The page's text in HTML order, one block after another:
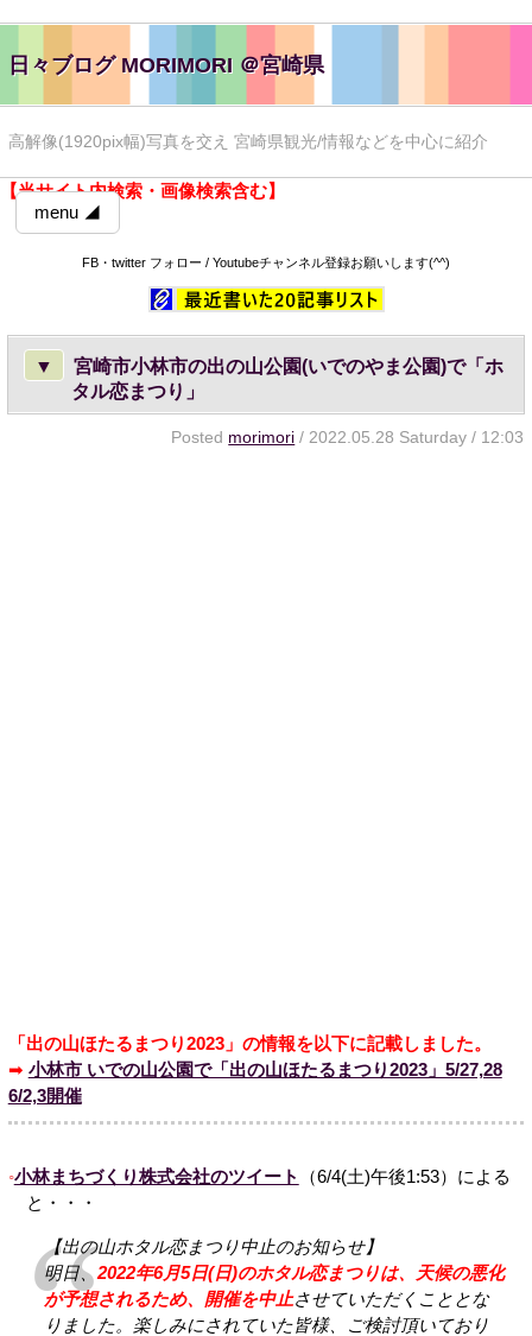
日々ブログ MORIMORI ＠宮崎県
高解像(1920pix幅)写真を交え 宮崎県観光/情報などを中心に紹介
【当サイト内検索・画像検索含む】
menu ◢
FB・twitter フォロー / Youtubeチャンネル登録お願いします(^^)
▼
宮崎市小林市の出の山公園(いでのやま公園)で「ホ
タル恋まつり」
Posted morimori / 2022.05.28 Saturday / 12:03
「出の山ほたるまつり2023」の情報を以下に記載しました。
➡ 小林市 いでの山公園で「出の山ほたるまつり2023」5/27,28
6/2,3開催
小林まちづくり株式会社のツイート
（6/4(土)午後1:53）による
と・・・
【出の山ホタル恋まつり中止のお知らせ】
明日、 2022年6月5日(日)のホタル恋まつりは、天候の悪化
が予想されるため、開催を中止させていただくこととな
りました。楽しみにされていた皆様、ご検討頂いており